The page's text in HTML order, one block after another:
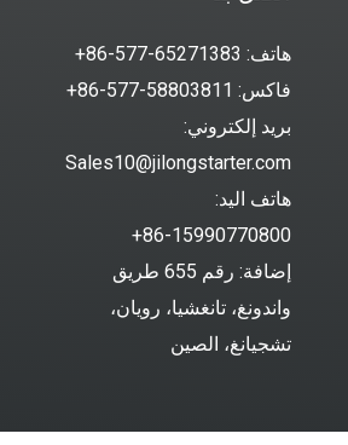
هاتف: 65271383-577-86+
فاكس: 58803811-577-86+
بريد إلكتروني:
Sales10@jilongstarter.com
هاتف اليد:
86-15990770800+
إضافة: رقم 655 طريق
واندونغ، تانغشيا، رويان،
تشجيانغ، الصين